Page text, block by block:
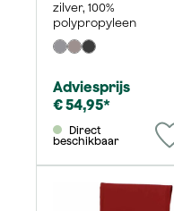
zilver, 100%
polypropyleen
Adviesprijs
€ 54,95*
beschikbaar